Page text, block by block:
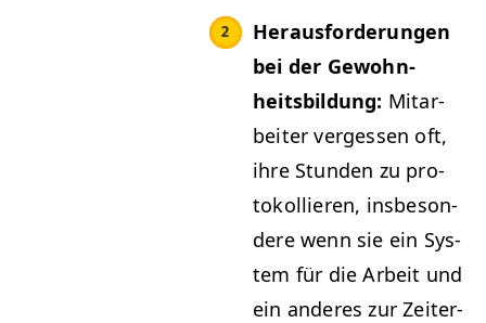
Her­aus­forderun­gen
bei der Gewohn­
heits­bil­dung: Mitar­
beit­er vergessen oft,
ihre Stun­den zu pro­
tokol­lieren, ins­beson­
dere wenn sie ein Sys­
tem für die Arbeit und
ein anderes zur Zeit­er­